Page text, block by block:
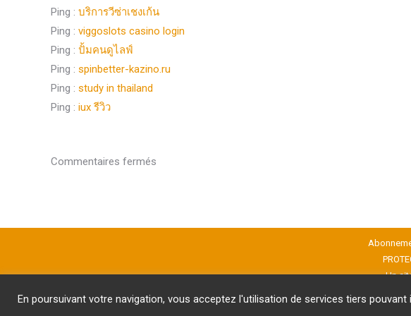
Ping : บริการวีซ่าเชงเก้น
Ping : viggoslots casino login
Ping : ปั้มคนดูไลฟ์
Ping : spinbetter-kazino.ru
Ping : study in thailand
Ping : iux รีวิว
Commentaires fermés
Un
En poursuivant votre navigation, vous acceptez l'utilisation de services tiers pouvant